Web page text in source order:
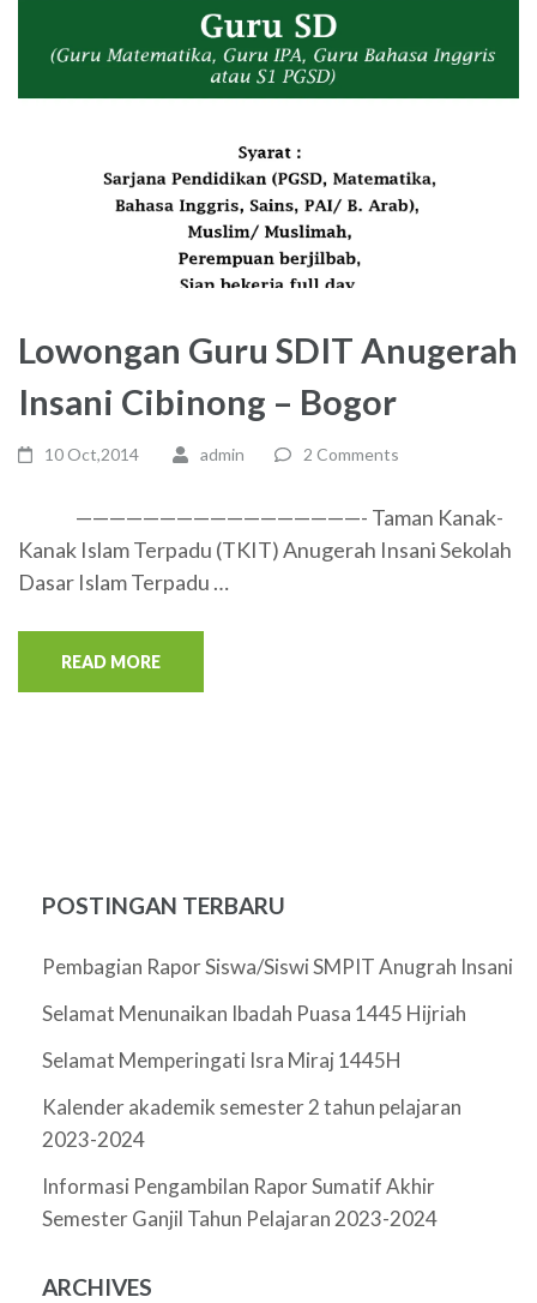
Lowongan Guru SDIT Anugerah
Insani Cibinong – Bogor
10 Oct,2014 admin 2 Comments
—————————————————- Taman Kanak-
Kanak Islam Terpadu (TKIT) Anugerah Insani Sekolah
Dasar Islam Terpadu …
READ MORE
POSTINGAN TERBARU
Pembagian Rapor Siswa/Siswi SMPIT Anugrah Insani
Selamat Menunaikan Ibadah Puasa 1445 Hijriah
Selamat Memperingati Isra Miraj 1445H
Kalender akademik semester 2 tahun pelajaran
2023-2024
Informasi Pengambilan Rapor Sumatif Akhir
Semester Ganjil Tahun Pelajaran 2023-2024
ARCHIVES